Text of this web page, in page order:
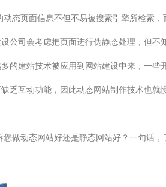
动态页面信息不但不易被搜索引擎所检索
公司会考虑把页面进行伪静态处理，但不
的建站技术被应用到网站建设中来，一
乏互动功能，因此动态网站制作技术也
做动态网站好还是静态网站好？一句话